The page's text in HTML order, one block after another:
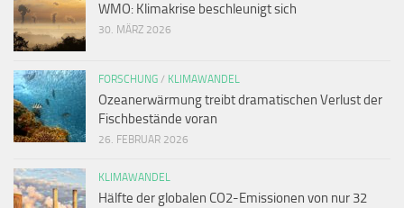
WMO: Klimakrise beschleunigt sich
30. MÄRZ 2026
FORSCHUNG / KLIMAWANDEL
Ozeanerwärmung treibt dramatischen Verlust der
Fischbestände voran
26. FEBRUAR 2026
KLIMAWANDEL
Hälfte der globalen CO2-Emissionen von nur 32